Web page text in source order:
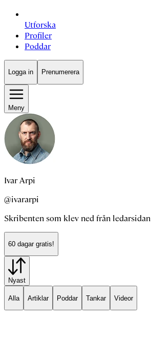
Utforska
Profiler
Poddar
Logga in Prenumerera
Meny
Ivar Arpi
@ivararpi
Skribenten som klev ned från
60 dagar gratis!
Nyast
Alla Artiklar Poddar Tankar Videor